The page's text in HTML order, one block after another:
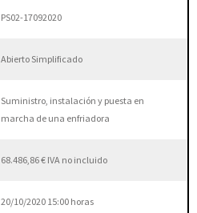
PS02-17092020
Abierto Simplificado
Suministro, instalación y puesta en
marcha de una enfriadora
68.486,86 € IVA no incluido
20/10/2020 15:00 horas